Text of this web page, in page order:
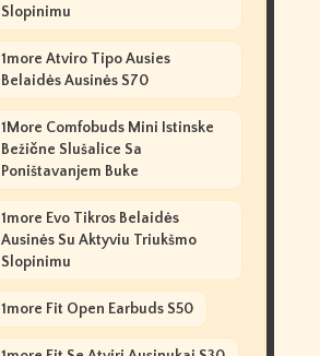
Slopinimu
1more Atviro Tipo Ausies
Belaidės Ausinės S70
1More Comfobuds Mini Istinske
Bežične Slušalice Sa
Poništavanjem Buke
1more Evo Tikros Belaidės
Ausinės Su Aktyviu Triukšmo
Slopinimu
1more Fit Open Earbuds S50